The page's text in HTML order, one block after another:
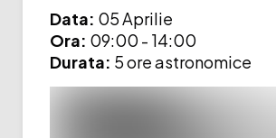
Data: 05 Aprilie
Ora: 09:00 - 14:00
Durata: 5 ore astronomice